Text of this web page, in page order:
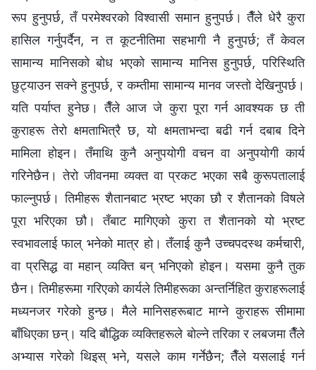
रूप हुनुपर्छ, तँ परमेश्‍वरको विश्‍वासी समान हुनुपर्छ। तैँले धेरै कुरा
हासिल गर्नुपर्दैन, न त कूटनीतिमा सहभागी नै हुनुपर्छ; तँ केवल
सामान्य मानिसको बोध भएको सामान्य मानिस हुनुपर्छ, परिस्थिति
छुट्याउन सक्ने हुनुपर्छ, र कम्तीमा सामान्य मानव जस्तो देखिनुपर्छ।
यति पर्याप्‍त हुनेछ। तैँले आज जे कुरा पूरा गर्न आवश्यक छ ती
कुराहरू तेरो क्षमताभित्रै छ, यो क्षमताभन्दा बढी गर्न दबाब दिने
मामिला होइन। तँमाथि कुनै अनुपयोगी वचन वा अनुपयोगी कार्य
गरिनेछैन। तेरो जीवनमा व्यक्त वा प्रकट भएका सबै कुरूपतालाई
फाल्नुपर्छ। तिमीहरू शैतानबाट भ्रष्ट भएका छौ र शैतानको विषले
पूरा भरिएका छौ। तँबाट मागिएको कुरा त शैतानको यो भ्रष्ट
स्वभावलाई फाल् भनेको मात्र हो। तँलाई कुनै उच्चपदस्थ कर्मचारी,
वा प्रसिद्ध वा महान् व्यक्ति बन् भनिएको होइन। यसमा कुनै तुक
छैन। तिमीहरूमा गरिएको कार्यले तिमीहरूका अन्तर्निहित कुराहरूलाई
मध्यनजर गरेको हुन्छ। मैले मानिसहरूबाट माग्ने कुराहरू सीमामा
बाँधिएका छन्। यदि बौद्धिक व्यक्तिहरूले बोल्ने तरिका र लबजमा तैँले
अभ्यास गरेको थिइस् भने, यसले काम गर्नेछैन; तैँले यसलाई गर्न